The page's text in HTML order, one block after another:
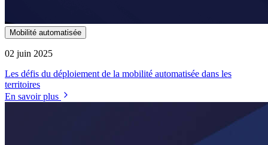
Mobilité automatisée
02 juin 2025
Les défis du déploiement de la mobilité automatisée dans les
territoires
En savoir plus